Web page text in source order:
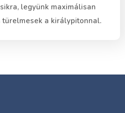
legyünk maximálisan
a királypitonnal.